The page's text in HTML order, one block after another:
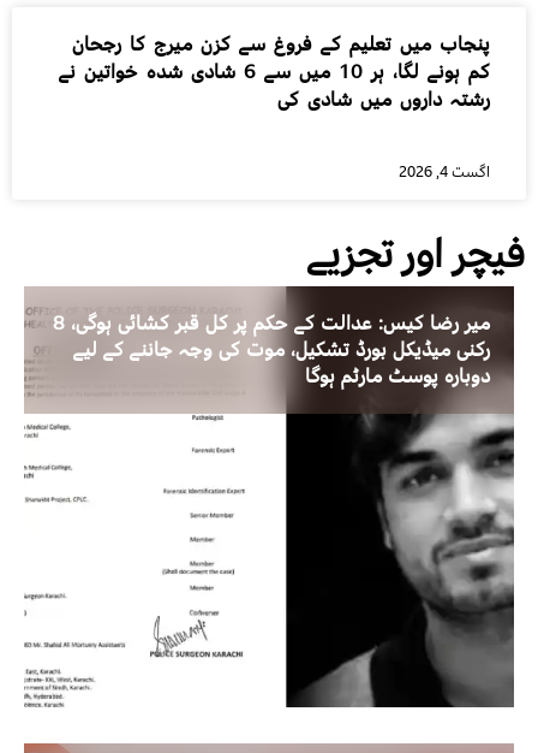
پنجاب میں تعلیم کے فروغ سے کزن میرج کا رجحان
کم ہونے لگا، ہر 10 میں سے 6 شادی شدہ خواتین نے
رشتہ داروں میں شادی کی
اگست 4, 2026
فیچر اور تجزیے
میر رضا کیس: عدالت کے حکم پر کل قبر کشائی ہوگی، 8
رکنی میڈیکل بورڈ تشکیل، موت کی وجہ جاننے کے لیے
دوبارہ پوسٹ مارٹم ہوگا